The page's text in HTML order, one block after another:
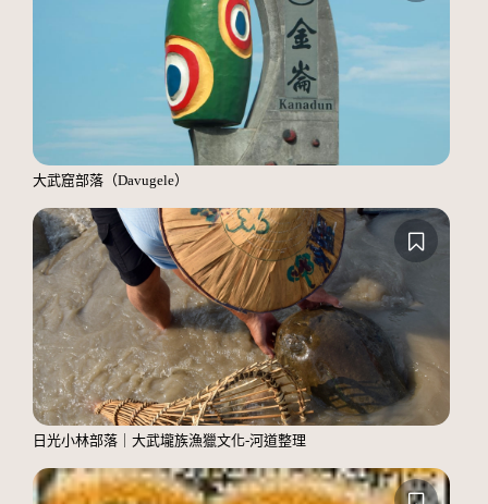
大武窟部落（Davugele）
日光小林部落｜大武壠族漁獵文化-河道整理